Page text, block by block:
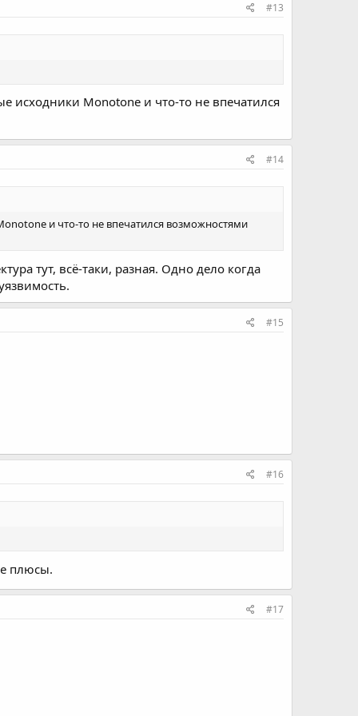
#13
исходники Monotone и что-то не впечатился
#14
и что-то не впечатился возможностями
тут, всё-таки, разная. Одно дело когда
#15
#16
плюсы.
#17